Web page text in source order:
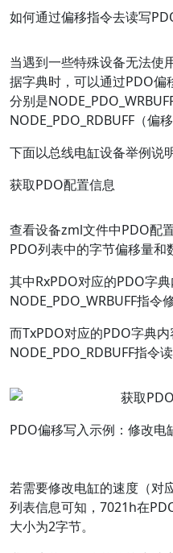
如何通过偏移指令去读写
当遇到一些特殊设备无法
据字典时，可以通过PDO偏
分别是
NODE_PDO_RDBUFF（偏
下面以总线电缸设备举例说
获取PDO配置信息
查看设备zml文件中PDO配
PDO列表中的字节偏移量和
其中RxPDO对应的PDO字
NODE_PDO_WRBUFF指令
而TxPDO对应的PDO字典
NODE_PDO_RDBUFF指令读
PDO偏移写入示例：修改电
若需要修改电缸的速度（对
列表信息可知，7021h在
大小为2字节。